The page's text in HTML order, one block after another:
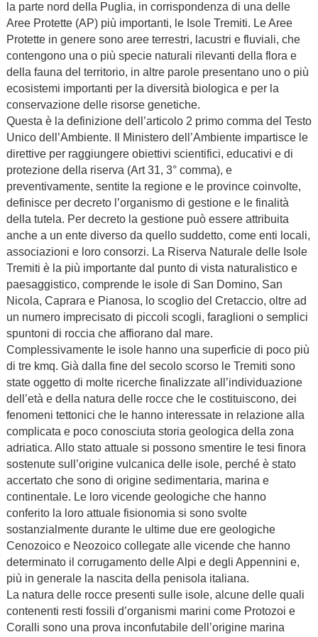
la parte nord della Puglia, in corrispondenza di una delle
Aree Protette (AP) più importanti, le Isole Tremiti. Le Aree
Protette in genere sono aree terrestri, lacustri e fluviali, che
contengono una o più specie naturali rilevanti della flora e
della fauna del territorio, in altre parole presentano uno o più
ecosistemi importanti per la diversità biologica e per la
conservazione delle risorse genetiche.
Questa è la definizione dell’articolo 2 primo comma del Testo
Unico dell’Ambiente. Il Ministero dell’Ambiente impartisce le
direttive per raggiungere obiettivi scientifici, educativi e di
protezione della riserva (Art 31, 3° comma), e
preventivamente, sentite la regione e le province coinvolte,
definisce per decreto l’organismo di gestione e le finalità
della tutela. Per decreto la gestione può essere attribuita
anche a un ente diverso da quello suddetto, come enti locali,
associazioni e loro consorzi. La Riserva Naturale delle Isole
Tremiti è la più importante dal punto di vista naturalistico e
paesaggistico, comprende le isole di San Domino, San
Nicola, Caprara e Pianosa, lo scoglio del Cretaccio, oltre ad
un numero imprecisato di piccoli scogli, faraglioni o semplici
spuntoni di roccia che affiorano dal mare.
Complessivamente le isole hanno una superficie di poco più
di tre kmq. Già dalla fine del secolo scorso le Tremiti sono
state oggetto di molte ricerche finalizzate all’individuazione
dell’età e della natura delle rocce che le costituiscono, dei
fenomeni tettonici che le hanno interessate in relazione alla
complicata e poco conosciuta storia geologica della zona
adriatica. Allo stato attuale si possono smentire le tesi finora
sostenute sull’origine vulcanica delle isole, perché è stato
accertato che sono di origine sedimentaria, marina e
continentale. Le loro vicende geologiche che hanno
conferito la loro attuale fisionomia si sono svolte
sostanzialmente durante le ultime due ere geologiche
Cenozoico e Neozoico collegate alle vicende che hanno
determinato il corrugamento delle Alpi e degli Appennini e,
più in generale la nascita della penisola italiana.
La natura delle rocce presenti sulle isole, alcune delle quali
contenenti resti fossili d’organismi marini come Protozoi e
Coralli sono una prova inconfutabile dell’origine marina